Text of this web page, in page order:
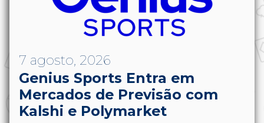
7 agosto, 2026
Genius Sports Entra em
Mercados de Previsão com
Kalshi e Polymarket